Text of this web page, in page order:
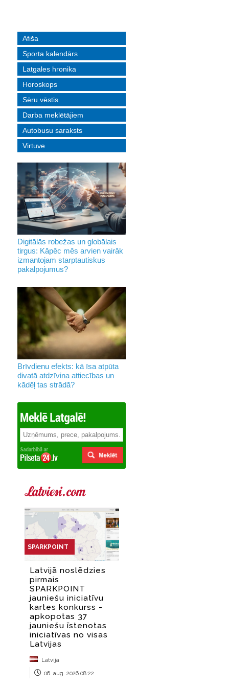
Afiša
Sporta kalendārs
Latgales hronika
Horoskops
Sēru vēstis
Darba meklētājiem
Autobusu saraksts
Virtuve
Digitālās robežas un globālais
tirgus: Kāpēc mēs arvien vairāk
izmantojam starptautiskus
pakalpojumus?
Brīvdienu efekts: kā īsa atpūta
divatā atdzīvina attiecības un
kādēļ tas strādā?